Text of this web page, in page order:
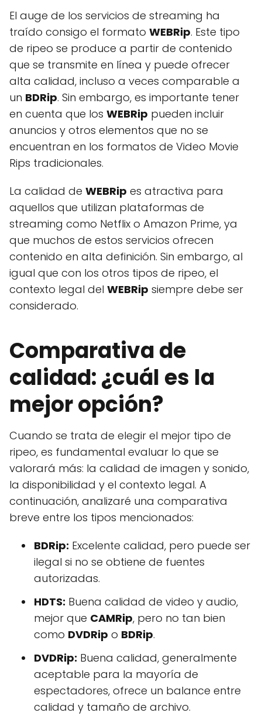
El auge de los servicios de streaming ha
traído consigo el formato WEBRip. Este tipo
de ripeo se produce a partir de contenido
que se transmite en línea y puede ofrecer
alta calidad, incluso a veces comparable a
un BDRip. Sin embargo, es importante tener
en cuenta que los WEBRip pueden incluir
anuncios y otros elementos que no se
encuentran en los formatos de Video Movie
Rips tradicionales.
La calidad de WEBRip es atractiva para
aquellos que utilizan plataformas de
streaming como Netflix o Amazon Prime, ya
que muchos de estos servicios ofrecen
contenido en alta definición. Sin embargo, al
igual que con los otros tipos de ripeo, el
contexto legal del WEBRip siempre debe ser
considerado.
Comparativa de
calidad: ¿cuál es la
mejor opción?
Cuando se trata de elegir el mejor tipo de
ripeo, es fundamental evaluar lo que se
valorará más: la calidad de imagen y sonido,
la disponibilidad y el contexto legal. A
continuación, analizaré una comparativa
breve entre los tipos mencionados:
BDRip: Excelente calidad, pero puede ser
ilegal si no se obtiene de fuentes
autorizadas.
HDTS: Buena calidad de video y audio,
mejor que CAMRip, pero no tan bien
como DVDRip o BDRip.
DVDRip: Buena calidad, generalmente
aceptable para la mayoría de
espectadores, ofrece un balance entre
calidad y tamaño de archivo.